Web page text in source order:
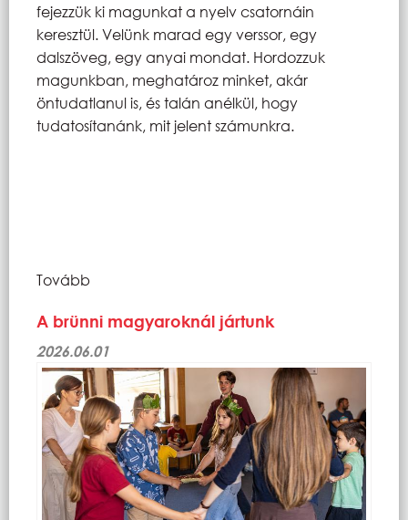
fejezzük ki magunkat a nyelv csatornáin
keresztül. Velünk marad egy verssor, egy
dalszöveg, egy anyai mondat. Hordozzuk
magunkban, meghatároz minket, akár
öntudatlanul is, és talán anélkül, hogy
tudatosítanánk, mit jelent számunkra.
Tovább
A brünni magyaroknál jártunk
2026.06.01